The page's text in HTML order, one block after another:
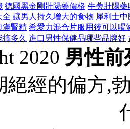
德國黑金剛壯陽藥價格 牛蒡壯陽
全 讓男人持久增大的食物 犀利士
滿腎精 希愛力混合片服用後可以喝
多久 進口男性保健品哪些品牌好
2020 男性
絕經的偏方,